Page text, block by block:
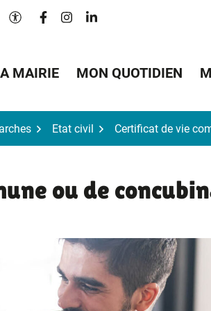
Paramètres d'accessibilité
Lien vers le compte Facebook
Lien vers le compte
Lien vers le compte
MAIRIE MON QUOTIDIEN
Etat civil Certificat de vie
ou de